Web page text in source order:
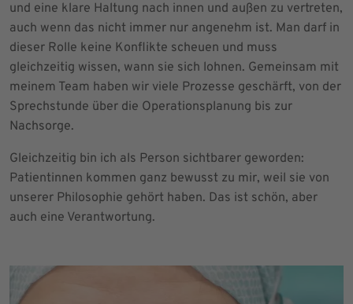
und eine klare Haltung nach innen und außen zu vertreten,
auch wenn das nicht immer nur angenehm ist. Man darf in
dieser Rolle keine Konflikte scheuen und muss
gleichzeitig wissen, wann sie sich lohnen. Gemeinsam mit
meinem Team haben wir viele Prozesse geschärft, von der
Sprechstunde über die Operationsplanung bis zur
Nachsorge.
Gleichzeitig bin ich als Person sichtbarer geworden:
Patientinnen kommen ganz bewusst zu mir, weil sie von
unserer Philosophie gehört haben. Das ist schön, aber
auch eine Verantwortung.